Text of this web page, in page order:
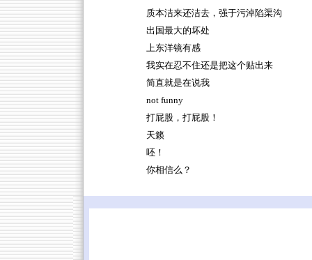
质本洁来还洁去，强于污淖陷渠沟
出国最大的坏处
上东洋镜有感
我实在忍不住还是把这个贴出来
简直就是在说我
not funny
打屁股，打屁股！
天籁
呸！
你相信么？